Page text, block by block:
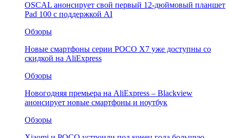
OSCAL анонсирует свой первый 12-дюймовый планшет
Pad 100 с поддержкой AI
Обзоры
Новые смартфоны серии POCO X7 уже доступны со
скидкой на AliExpress
Обзоры
Новогодняя премьера на AliExpress – Blackview
анонсирует новые смартфоны и ноутбук
Обзоры